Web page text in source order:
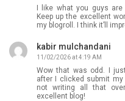
I like what you guys are
Keep up the excellent
my blogroll. I think it’ll
kabir mulchandani
11/02/2026 at 4:19 AM
Wow that was odd. I
after I clicked submit my
not writing all that
excellent blog!